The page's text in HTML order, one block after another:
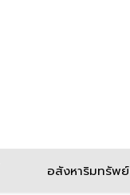
อสังหาริมทรัพย์